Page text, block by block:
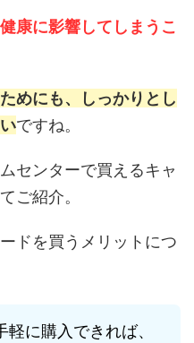
康に影響してしまうこ
めにも、しっかりとし
ですね。
センターで買えるキャ
ご紹介。
ドを買うメリットにつ
に購入できれば、